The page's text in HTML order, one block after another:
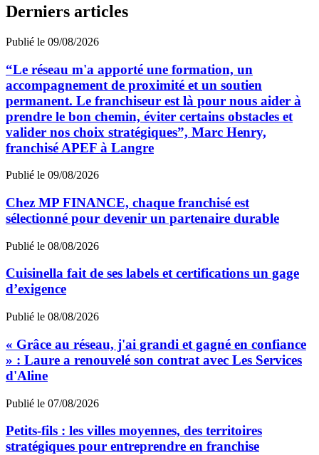
Derniers articles
Publié le 09/08/2026
“Le réseau m'a apporté une formation, un
accompagnement de proximité et un soutien
permanent. Le franchiseur est là pour nous aider à
prendre le bon chemin, éviter certains obstacles et
valider nos choix stratégiques”, Marc Henry,
franchisé APEF à Langre
Publié le 09/08/2026
Chez MP FINANCE, chaque franchisé est
sélectionné pour devenir un partenaire durable
Publié le 08/08/2026
Cuisinella fait de ses labels et certifications un gage
d’exigence
Publié le 08/08/2026
« Grâce au réseau, j'ai grandi et gagné en confiance
» : Laure a renouvelé son contrat avec Les Services
d'Aline
Publié le 07/08/2026
Petits-fils : les villes moyennes, des territoires
stratégiques pour entreprendre en franchise